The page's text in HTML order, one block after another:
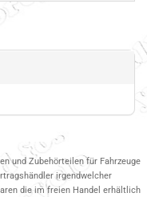
und Zubehörteilen für Fahrzeuge
irgendwelcher
die im freien Handel erhältlich